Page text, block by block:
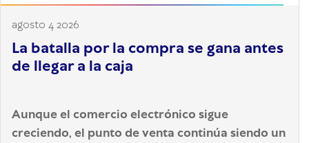
agosto 4 2026
La batalla por la compra se gana antes
de llegar a la caja
Aunque el comercio electrónico sigue
creciendo, el punto de venta continúa siendo un